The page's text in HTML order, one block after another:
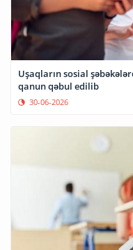
Uşaqların sosial
qanun qəbul edilib
30-06-2026